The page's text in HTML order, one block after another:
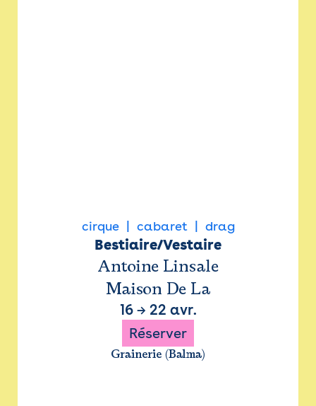
cirque cabaret drag
Bestiaire/Vestaire
Antoine Linsale
Maison De La
16→ 22 avr.
Réserver
Grainerie (Balma)